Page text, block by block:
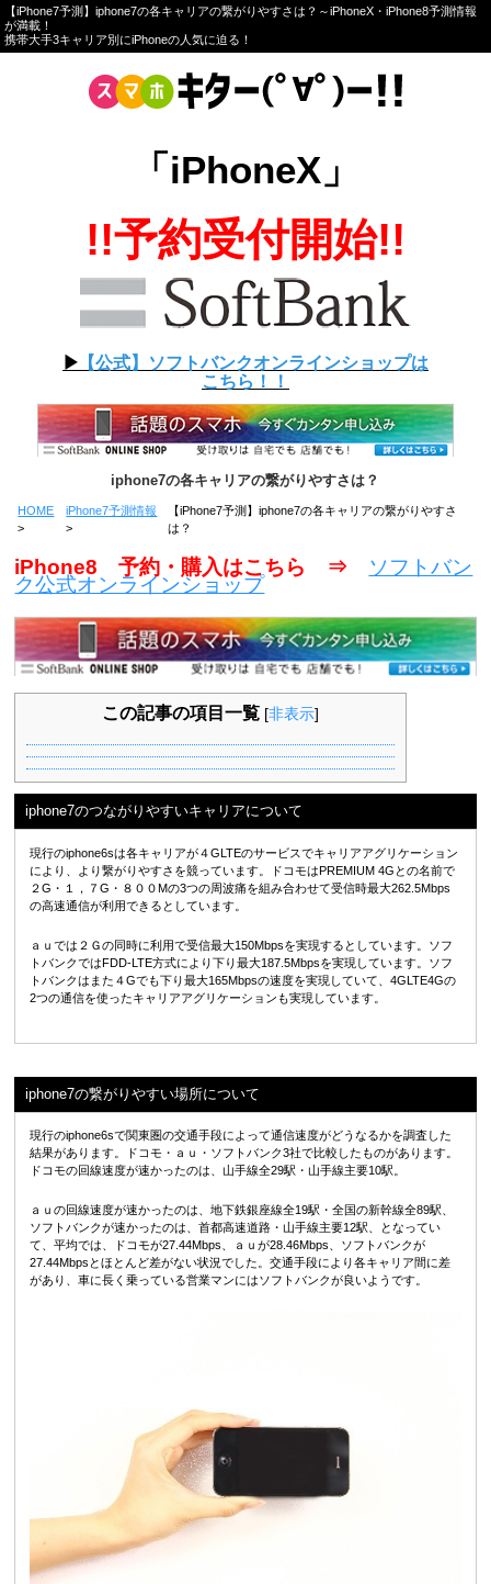
【iPhone7予測】iphone7の各キャリアの繋がりやすさは？～iPhoneX・iPhone8予測情報
が満載！
携帯大手3キャリア別にiPhoneの人気に迫る！
「iPhoneX」
!!予約受付開始!!
▶︎ 【公式】ソフトバンクオンラインショップは
こちら！！
iphone7の各キャリアの繋がりやすさは？
HOME iPhone7予測情報
【iPhone7予測】iphone7の各キャリアの繋がりやすさ
は？
iPhone8 予約・購入はこちら ⇒ ソフトバン
ク公式オンラインショップ
この記事の項目一覧 [非表示]
iphone7のつながりやすいキャリアについて
現行のiphone6sは各キャリアが４GLTEのサービスでキャリアアグリケーション
により、より繋がりやすさを競っています。ドコモはPREMIUM 4Gとの名前で
２G・１，７G・８００Mの3つの周波痛を組み合わせて受信時最大262.5Mbps
の高速通信が利用できるとしています。
ａｕでは２Ｇの同時に利用で受信最大150Mbpsを実現するとしています。ソフ
トバンクではFDD-LTE方式により下り最大187.5Mbpsを実現しています。ソフ
トバンクはまた４Gでも下り最大165Mbpsの速度を実現していて、4GLTE4Gの
2つの通信を使ったキャリアアグリケーションも実現しています。
iphone7の繋がりやすい場所について
現行のiphone6sで関東圏の交通手段によって通信速度がどうなるかを調査した
結果があります。ドコモ・ａｕ・ソフトバンク3社で比較したものがあります。
ドコモの回線速度が速かったのは、山手線全29駅・山手線主要10駅。
ａｕの回線速度が速かったのは、地下鉄銀座線全19駅・全国の新幹線全89駅、
ソフトバンクが速かったのは、首都高速道路・山手線主要12駅、となってい
て、平均では、ドコモが27.44Mbps、ａｕが28.46Mbps、ソフトバンクが
27.44Mbpsとほとんど差がない状況でした。交通手段により各キャリア間に差
があり、車に長く乗っている営業マンにはソフトバンクが良いようです。